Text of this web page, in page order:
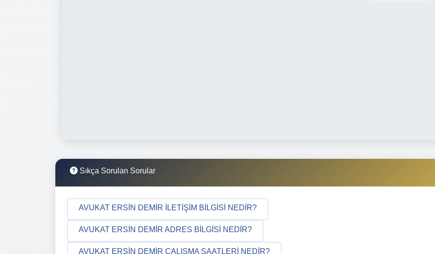
Sıkça Sorulan Sorular
AVUKAT ERSIN DEMIR İLETIŞIM BILGISI NEDIR?
AVUKAT ERSIN DEMIR ADRES BILGISI NEDIR?
AVUKAT ERSIN DEMIR ÇALIŞMA SAATLERI NEDIR?